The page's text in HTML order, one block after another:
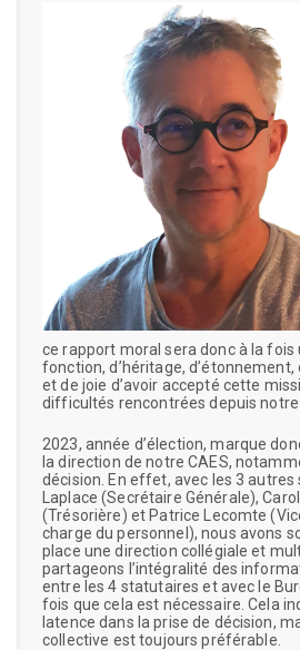
ce rapport moral sera donc à la fois
fonction, d’héritage, d’étonnement,
et de joie d’avoir accepté cette
difficultés rencontrées depuis notre
2023, année d’élection, marque
la direction de notre CAES,
décision. En effet, avec les 3
Laplace (Secrétaire Générale),
(Trésorière) et Patrice Lecomte
charge du personnel), nous avons
place une direction collégiale et
partageons l’intégralité des
entre les 4 statutaires et avec le
fois que cela est nécessaire. Cela
latence dans la prise de décision,
collective est toujours préférable.